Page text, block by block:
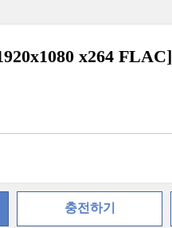
x264 FLAC]
충전하기